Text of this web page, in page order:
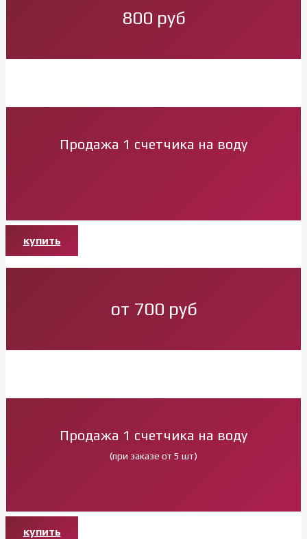
800 руб
Продажа 1 счетчика на воду
купить
от 700 руб
Продажа 1 счетчика на воду
(при заказе от 5 шт)
купить